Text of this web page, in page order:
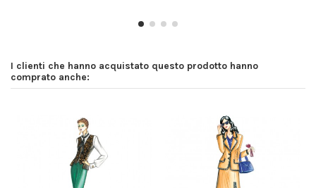
I clienti che hanno acquistato questo prodotto hanno
comprato anche: